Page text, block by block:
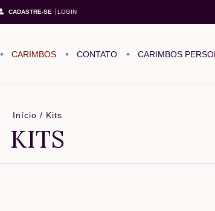
CADASTRE-SE LOGIN
CARIMBOS CONTATO CARIMBOS
Início / Kits
KITS